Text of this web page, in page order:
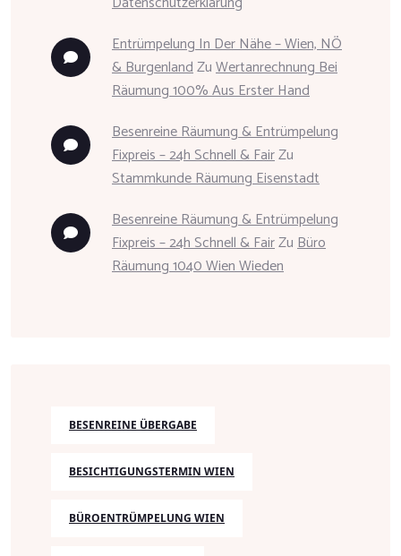
Entrümpelung In Der Nähe – Wien, NÖ
& BurgenlandZuWertanrechnung Bei
Räumung 100% Aus Erster Hand
Besenreine Räumung & Entrümpelung
Fixpreis – 24h Schnell & FairZu
Stammkunde Räumung Eisenstadt
Besenreine Räumung & Entrümpelung
Fixpreis – 24h Schnell & FairZuBüro
Räumung 1040 Wien Wieden
BESENREINE ÜBERGABE
BESICHTIGUNGSTERMIN WIEN
BÜROENTRÜMPELUNG WIEN